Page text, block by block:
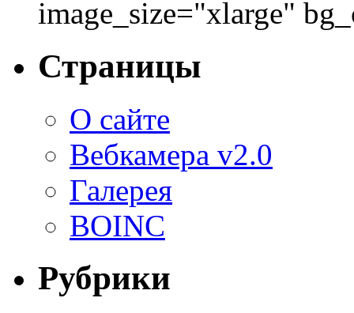
image_size="xlarge"
Страницы
О сайте
Вебкамера v2.0
Галерея
BOINC
Рубрики